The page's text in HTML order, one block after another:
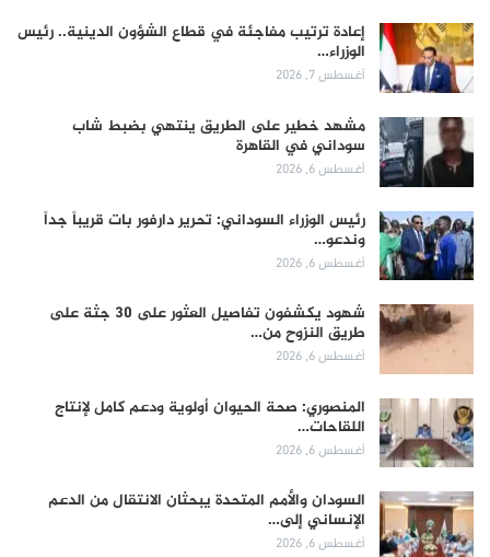
إعادة ترتيب مفاجئة في قطاع الشؤون الدينية.. رئيس
الوزراء…
أغسطس 7, 2026
مشهد خطير على الطريق ينتهي بضبط شاب
سوداني في القاهرة
أغسطس 6, 2026
رئيس الوزراء السوداني: تحرير دارفور بات قريباً جداً
وندعو…
أغسطس 6, 2026
شهود يكشفون تفاصيل العثور على 30 جثة على
طريق النزوح من…
أغسطس 6, 2026
المنصوري: صحة الحيوان أولوية ودعم كامل لإنتاج
اللقاحات…
أغسطس 6, 2026
السودان والأمم المتحدة يبحثان الانتقال من الدعم
الإنساني إلى…
أغسطس 6, 2026